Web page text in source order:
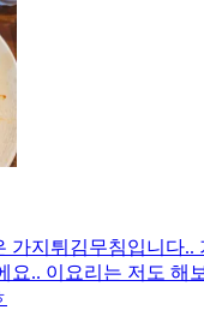
가지튀김무침입니다..
요.. 이요리는 저도 해